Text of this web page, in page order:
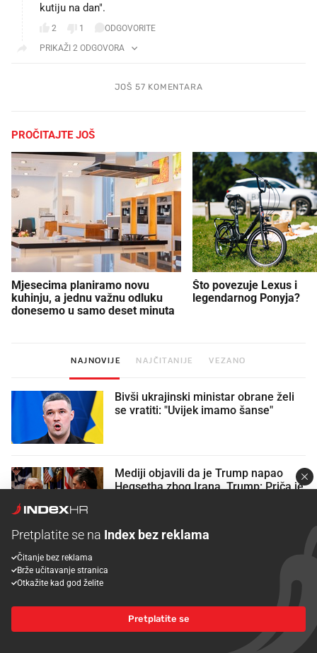
kutiju na dan".
2 1
ODGOVORITE
PRIKAŽI 2 ODGOVORA
JOŠ 57 KOMENTARA
PROČITAJTE JOŠ
Mjesecima planiramo novu
kuhinju, a jednu važnu odluku
donesemo u samo deset minuta
Što povezuje Lexus i
legendarnog Ponyja?
NAJNOVIJE NAJČITANIJE VEZANO
Bivši ukrajinski ministar obrane želi
se vratiti: "Uvijek imamo šanse"
Mediji objavili da je Trump napao
Hegsetha zbog Irana. Trump: Priča je
Šušnjar srpskim medijima: Najgori
vam ustaša kaže da se ovdje
Pretplatite se na Index bez reklama
Čitanje bez reklama
Brže učitavanje stranica
Otkažite kad god želite
Pretplatite se